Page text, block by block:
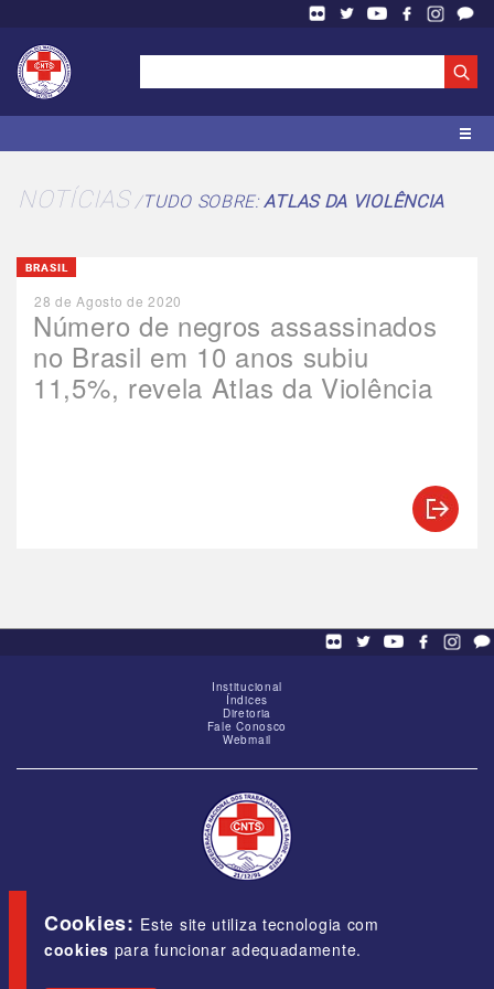
Cookies: Este site utiliza tecnologia com
cookies para funcionar adequadamente.
NOTÍCIAS TUDO SOBRE:ATLAS DA VIOLÊNCIA
Número de negros assassinados
no Brasil em 10 anos subiu
11,5%, revela Atlas da Violência
BRASIL
28 de Agosto de 2020
Institucional
Índices
Diretoria
Fale Conosco
Webmail
Brasília-DF, CEP 70309-900
E-mail:cnts@cnts.org.br